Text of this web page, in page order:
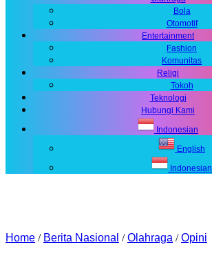
Bola
Otomotif
Entertainment
Fashion
Komunitas
Religi
Tokoh
Teknologi
Hubungi Kami
Indonesian
English
Indonesian
Home / Berita Nasional /Olahraga /Opini